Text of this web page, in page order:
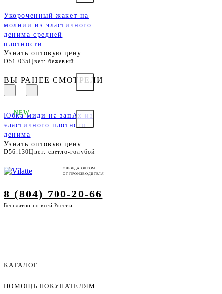
Укороченный жакет на
молнии из эластичного
денима средней
плотности
Узнать оптовую цену
D51.035Цвет: бежевый
ВЫ РАНЕЕ СМОТРЕЛИ
Юбка миди на запАх из
эластичного плотного
денима
Узнать оптовую цену
D56.130Цвет: светло-голубой
NEW
ОДЕЖДА ОПТОМ
ОТ ПРОИЗВОДИТЕЛЯ
8 (804) 700-20-66
Бесплатно по всей России
КАТАЛОГ
Женская одежда оптом
ПОМОЩЬ ПОКУПАТЕЛЯМ